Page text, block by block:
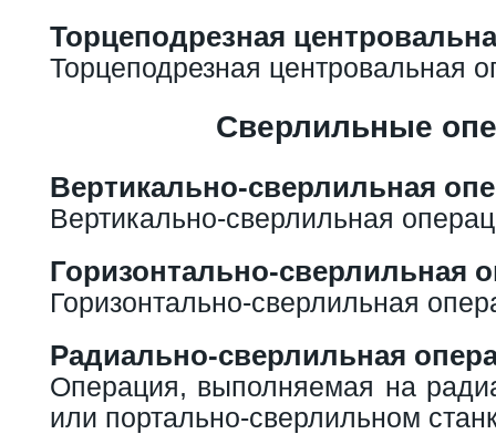
Торцеподрезная
Торцеподрезная центровальная
Сверлильные
Вертикально-сверлильная
Вертикально-сверлильная
Горизонтально-сверлильная
Горизонтально-сверлильная
Радиально-сверлильная
Операция, выполняемая на
или портально-сверлильном